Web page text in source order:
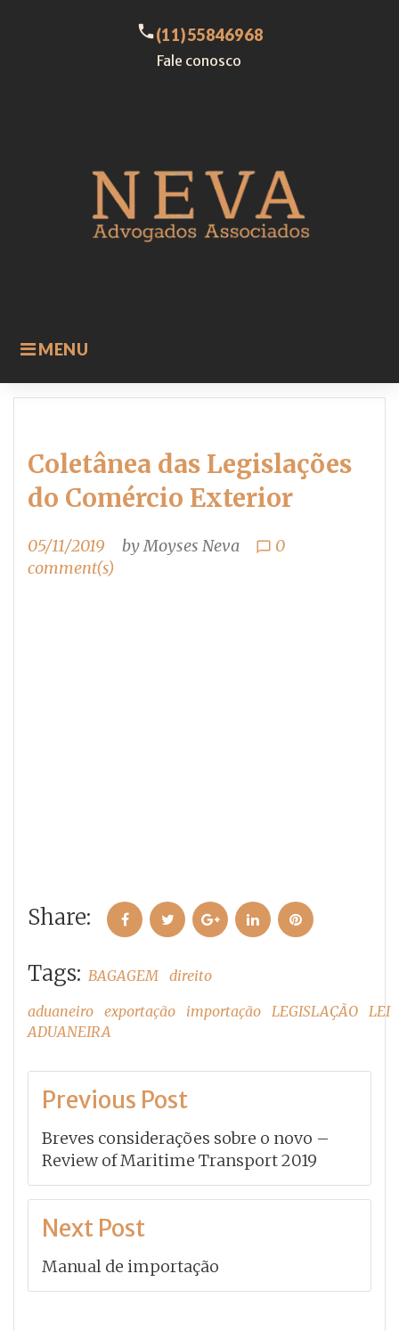
MENU
call(11)55846968
Fale conosco
Coletânea das Legislações
do Comércio Exterior
05/11/2019 byMoyses Neva chat_bubble_outline 0
comment(s)
Share: FacebookTwitter Google+LinkedInPinterest
Tags: BAGAGEM direito
aduaneiro exportação importação LEGISLAÇÃO
LEI
ADUANEIRA
Navegação
Post
Previous Post
Breves considerações sobre o novo –
Review of Maritime Transport 2019
Next Post
Manual de importação